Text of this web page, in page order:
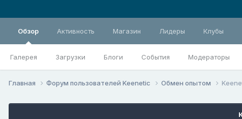
Обзор
Галерея Загрузки Блоги События Модераторы
Активность Магазин Лидеры Клубы
Главная Форум пользователей Keenetic Обмен опытом